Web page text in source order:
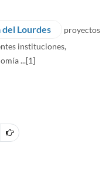
del Lourdes
proyectos
instituciones,
...[1]